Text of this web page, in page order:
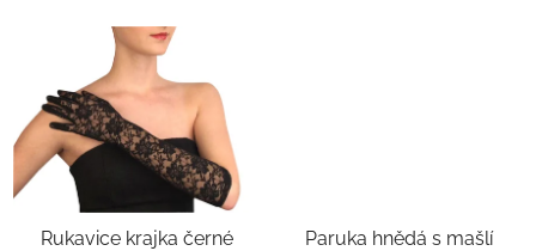
Rukavice krajka černé
Paruka hnědá s mašlí